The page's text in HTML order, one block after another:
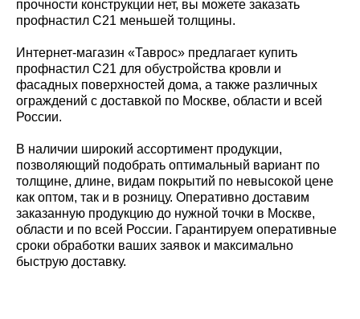
прочности конструкции нет, вы можете заказать
профнастил С21 меньшей толщины.
Интернет-магазин «Таврос» предлагает купить
профнастил С21 для обустройства кровли и
фасадных поверхностей дома, а также различных
ограждений с доставкой по Москве, области и всей
России.
В наличии широкий ассортимент продукции,
позволяющий подобрать оптимальный вариант по
толщине, длине, видам покрытий по невысокой цене
как оптом, так и в розницу. Оперативно доставим
заказанную продукцию до нужной точки в Москве,
области и по всей России. Гарантируем оперативные
сроки обработки ваших заявок и максимально
быструю доставку.